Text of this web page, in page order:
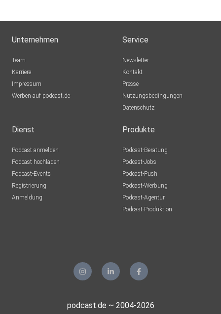
Unternehmen
Team
Karriere
Impressum
Werben auf podcast.de
Service
Newsletter
Kontakt
Presse
Nutzungsbedingungen
Datenschutz
Dienst
Podcast anmelden
Podcast hochladen
Podcast-Events
Registrierung
Anmeldung
Produkte
Podcast-Beratung
Podcast-Jobs
Podcast-Push
Podcast-Werbung
Podcast-Agentur
Podcast-Produktion
podcast.de ~ 2004-2026